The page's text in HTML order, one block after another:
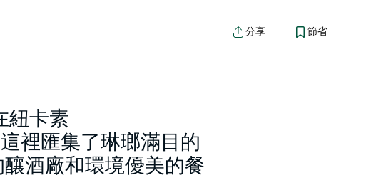
分享 節省
紐卡素
裡匯集了琳瑯滿目的
酒廠和環境優美的餐